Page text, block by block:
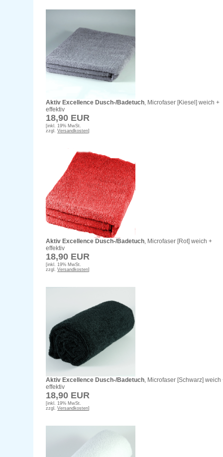
Aktiv Excellence Dusch-/Badetuch, Microfaser [Kiesel] weich +
effektiv
18,90 EUR
[inkl. 19% MwSt.
zzgl.Versandkosten]
Aktiv Excellence Dusch-/Badetuch, Microfaser [Rot] weich +
effektiv
18,90 EUR
[inkl. 19% MwSt.
zzgl.Versandkosten]
Aktiv Excellence Dusch-/Badetuch, Microfaser [Schwarz] weich
effektiv
18,90 EUR
[inkl. 19% MwSt.
zzgl.Versandkosten]